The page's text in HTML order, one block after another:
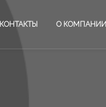
КОНТАКТЫ О КОМПАНИИ